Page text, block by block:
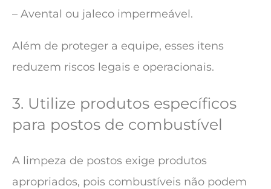
– Avental ou jaleco impermeável.
Além de proteger a equipe, esses itens
reduzem riscos legais e operacionais.
3. Utilize produtos específicos
para postos de combustível
A limpeza de postos exige produtos
apropriados, pois combustíveis não podem